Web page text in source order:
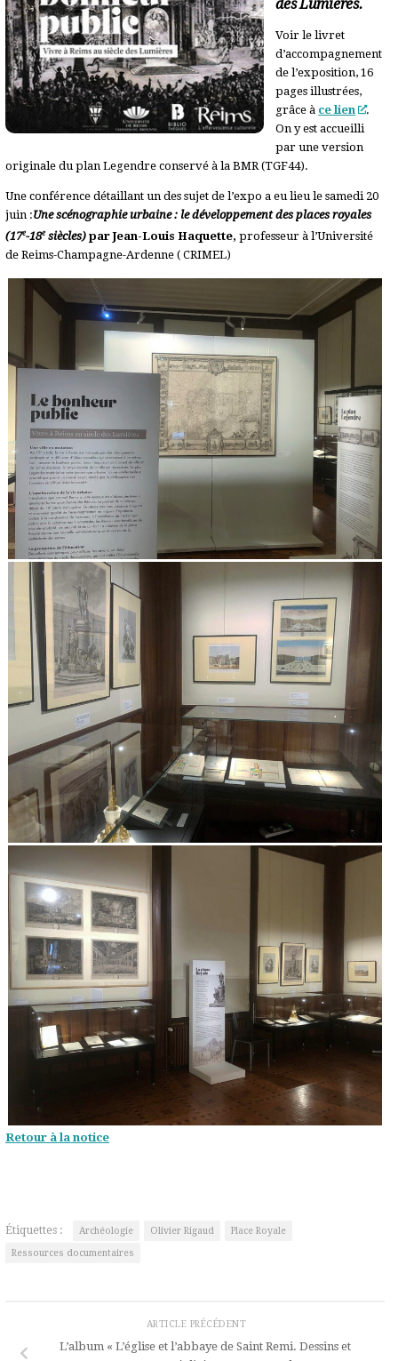
des Lumières.
Voir le livret
d’accompagnement
de l’exposition, 16
pages illustrées,
grâce à ce lien
.
On y est accueilli
par une version
originale du plan Legendre conservé à la BMR (TGF44).
Une conférence détaillant un des sujet de l’expo a eu lieu le samedi 20
juin :Une scénographie urbaine : le développement des places royales
(17e-18e siècles) par Jean-Louis Haquette,professeur à l’Université
de Reims-Champagne-Ardenne ( CRIMEL)
Retour à la notice
Étiquettes : Archéologie Olivier Rigaud
Place Royale
Ressources documentaires
ARTICLE PRÉCÉDENT
L’album « L’église et l’abbaye de Saint Remi. Dessins et